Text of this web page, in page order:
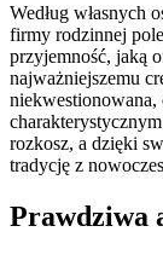
Według własnych
firmy rodzinnej
przyjemność, jaką
najważniejszemu
niekwestionowana,
rozkosz, a dzięki
tradycję z
Prawdziwa